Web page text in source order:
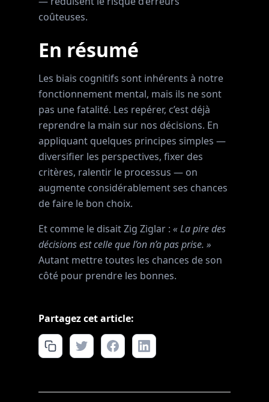
coûteuses.
En résumé
Les biais cognitifs sont inhérents à notre
fonctionnement mental, mais ils ne sont
pas une fatalité. Les repérer, c’est déjà
reprendre la main sur nos décisions. En
appliquant quelques principes simples —
diversifier les perspectives, fixer des
critères, ralentir le processus — on
augmente considérablement ses chances
de faire le bon choix.
Et comme le disait Zig Ziglar : « La pire des
décisions est celle que l’on n’a pas prise. »
Autant mettre toutes les chances de son
côté pour prendre les bonnes.
Partagez cet article: